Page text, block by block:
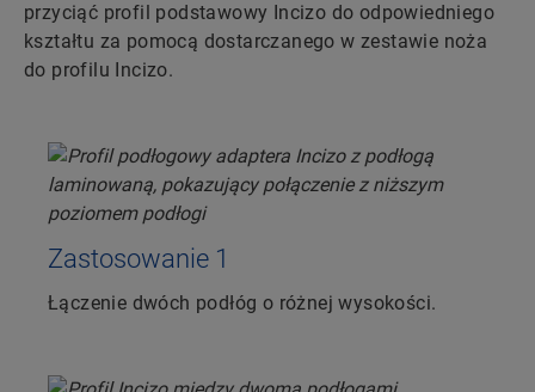
przyciąć profil podstawowy Incizo do odpowiedniego
kształtu za pomocą dostarczanego w zestawie noża
do profilu Incizo.
Zastosowanie 1
Łączenie dwóch podłóg o różnej wysokości.